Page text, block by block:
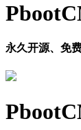
永久开源、免